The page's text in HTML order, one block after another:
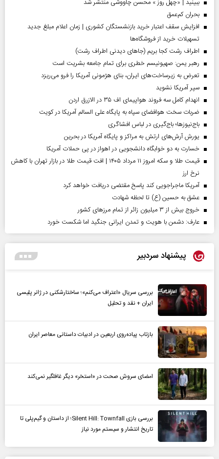
ببینید | «چهل روز » محسن چاووشی منتشر شد
بحران کم‌عمق
افزایش سقف اعتبار خرید بازنشستگان کشوری | زمان اعلام مبلغ جدید
تسهیلات خرید از فروشگاه‌ها
اطراف رشت کجا بریم (جاهای دیدنی اطراف رشت)
رهبر یمن: صهیونیسم خطری برای تمام جامعه بشریت است
تعرض به زیرساخت‌های ایران، بنای هژمونی آمریکا را فرو می‌ریزد
سپر آمریکا نشوید
انهدام کامل سه فروند هواپیمای اف ۳۵ در الازرق اردن
ضربات سخت هوافضای سپاه به پایگاه علی السالم آمریکا در کویت
باج‌نیوزها؛ باج‌گیری در لباس افشاگری
یورش آرش‌های ارتش به مراکز و پایگاه‌ آمریکا در بحرین
خسارت به دو خوابگاه دانشجویی در اهواز در پی حملات آمریکا
قیمت طلا و سکه امروز ۱۱ مرداد ۱۴۰۵ | افت قیمت طلا در بازار تهران با کاهش
نرخ ارز
آمریکا ماجراجویی کند پاسخ مقتضی دریافت خواهد کرد
عشق به حسین (ع) تا لحظه شهادت
خروج بیش از ۳ میلیون زائر از تمام مرز‌های کشور
عارف: دشمن با هویت و تمدن ایرانی جنگید اما شکست خورد
پیشنهاد سردبیر
بررسی سریال «اعتراف می‌کنم»؛ ساختارشکنی در ژانر پلیسی
ایران + نقد و تحلیل
بازتاب پیاده‌روی اربعین در ادبیات داستانی معاصر ایران
امضای سروش صحت در «استخر» دیگر غافلگیر نمی‌کند
بررسی بازی Silent Hill: Townfall؛ از داستان و گیم‌پلی تا
تاریخ انتشار و سیستم مورد نیاز